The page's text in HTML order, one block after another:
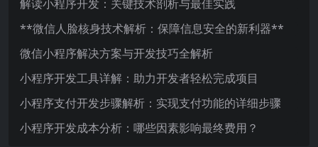
解读小程序开发：关键技术剖析与最佳实践
**微信人脸核身技术解析：保障信息安全的新利器**
微信小程序解决方案与开发技巧全解析
小程序开发工具详解：助力开发者轻松完成项目
小程序支付开发步骤解析：实现支付功能的详细步骤
小程序开发成本分析：哪些因素影响最终费用？